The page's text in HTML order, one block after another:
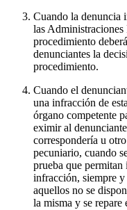
Cuando la denuncia
las
procedimiento
denunciantes la
procedimiento.
Cuando el
una infracción de
órgano competente
eximir al
correspondería u
pecuniario, cuando
prueba que
infracción, siempre y
aquellos no se
la misma y se repare